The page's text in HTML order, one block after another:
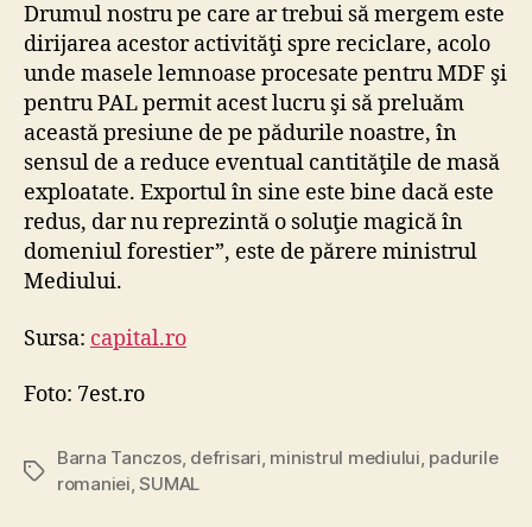
Drumul nostru pe care ar trebui să mergem este
dirijarea acestor activităţi spre reciclare, acolo
unde masele lemnoase procesate pentru MDF şi
pentru PAL permit acest lucru şi să preluăm
această presiune de pe pădurile noastre, în
sensul de a reduce eventual cantităţile de masă
exploatate. Exportul în sine este bine dacă este
redus, dar nu reprezintă o soluţie magică în
domeniul forestier”, este de părere ministrul
Mediului.
Sursa: capital.ro
Foto: 7est.ro
Tags
Barna Tanczos, defrisari, ministrul mediului, padurile
romaniei,SUMAL